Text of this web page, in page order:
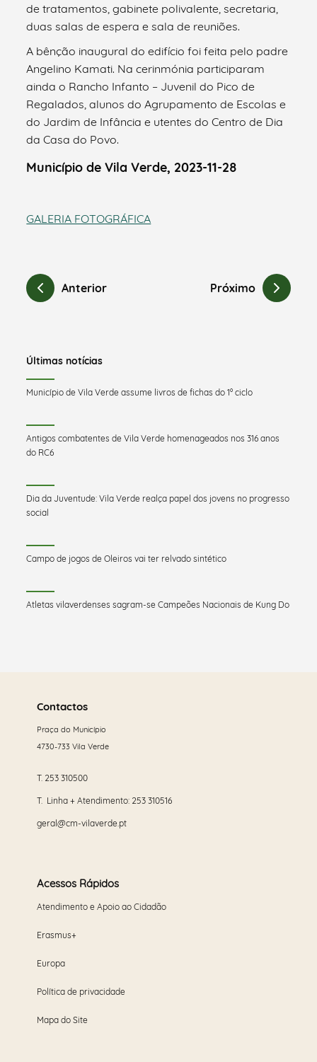
de tratamentos, gabinete polivalente, secretaria,
duas salas de espera e sala de reuniões.
A bênção inaugural do edifício foi feita pelo padre
Angelino Kamati. Na cerinmónia participaram
ainda o Rancho Infanto – Juvenil do Pico de
Regalados, alunos do Agrupamento de Escolas e
do Jardim de Infância e utentes do Centro de Dia
da Casa do Povo.
Município de Vila Verde, 2023-11-28
GALERIA FOTOGRÁFICA
Anterior Próximo
Últimas notícias
Município de Vila Verde assume livros de fichas do 1º ciclo
Antigos combatentes de Vila Verde homenageados nos 316 anos
do RC6
Dia da Juventude: Vila Verde realça papel dos jovens no progresso
social
Campo de jogos de Oleiros vai ter relvado sintético
Atletas vilaverdenses sagram-se Campeões Nacionais de Kung Do
maisContactos
Praça do Município
4730-733 Vila Verde
T. 253 310500
T. Linha + Atendimento: 253 310516
geral@cm-vilaverde.pt
Acessos Rápidos
Atendimento e Apoio ao Cidadão
Erasmus+
Europa
Política de privacidade
Mapa do Site